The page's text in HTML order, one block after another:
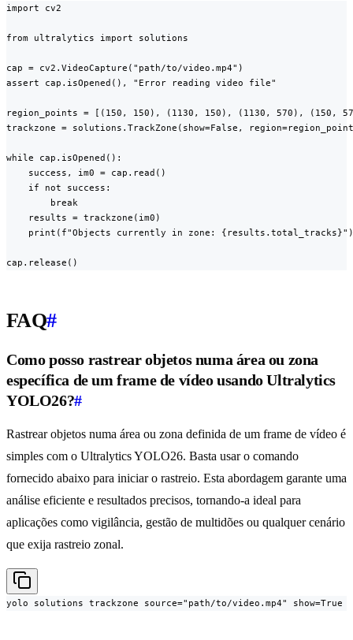
import cv2
from ultralytics import solutions
cap = cv2.VideoCapture("path/to/video.mp4")
assert cap.isOpened(), "Error reading video file"
region_points = [(150, 150), (1130, 150), (1130, 570), (150,
trackzone = solutions.TrackZone(show=False,
while cap.isOpened():
    success, im0 = cap.read()
    if not success:
        break
    results = trackzone(im0)
print(f"Objects currently in zone:
cap.release()
FAQ#
Como posso rastrear objetos numa área ou zona
específica de um frame de vídeo usando Ultralytics
YOLO26?#
Rastrear objetos numa área ou zona definida de um frame de vídeo é
simples com o Ultralytics YOLO26. Basta usar o comando
fornecido abaixo para iniciar o rastreio. Esta abordagem garante uma
análise eficiente e resultados precisos, tornando-a ideal para
aplicações como vigilância, gestão de multidões ou qualquer cenário
que exija rastreio zonal.
yolo solutions trackzone source="path/to/video.mp4" show=True